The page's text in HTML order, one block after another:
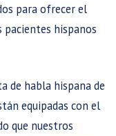
para ofrecer el
hispanos
de habla hispana de
equipadas con el
que nuestros